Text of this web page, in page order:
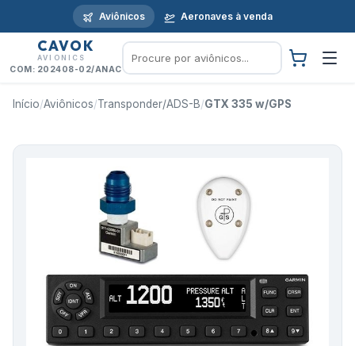
Aviônicos Aeronaves à venda
CAVOK
AVIONICS
COM: 202408-02/ANAC
Início/Aviônicos/Transponder/ADS-B/GTX 335 w/GPS